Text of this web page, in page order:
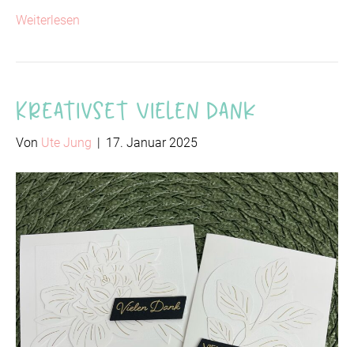
Weiterlesen
Kreativset Vielen Dank
Von Ute Jung | 17. Januar 2025